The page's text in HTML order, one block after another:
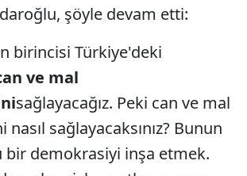
şöyle devam etti:
birincisi Türkiye'deki
ve mal
sağlayacağız. Peki can ve mal
sağlayacaksınız? Bunun
bir demokrasiyi inşa etmek.